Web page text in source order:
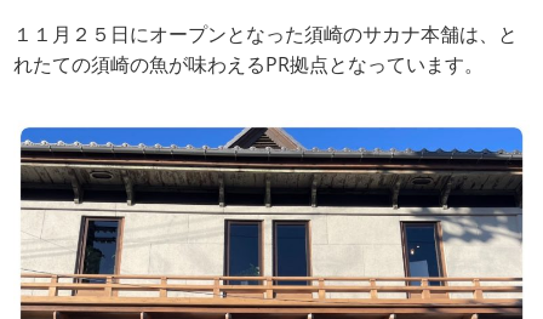
１１月２５日にオープンとなった須崎のサカナ本舗は、と
れたての須崎の魚が味わえるPR拠点となっています。